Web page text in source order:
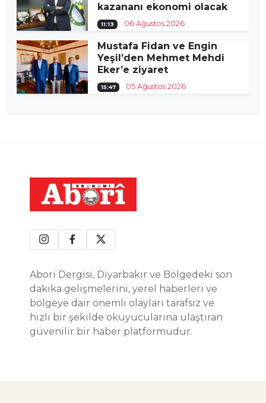
kazananı ekonomi olacak
11:13 06 Ağustos 2026
Mustafa Fidan ve Engin
Yeşil’den Mehmet Mehdi
Eker’e ziyaret
15:47 05 Ağustos 2026
Abori Dergisi, Diyarbakır ve Bölgedeki son
dakika gelişmelerini, yerel haberleri ve
bölgeye dair önemli olayları tarafsız ve
hızlı bir şekilde okuyucularına ulaştıran
güvenilir bir haber platformudur.